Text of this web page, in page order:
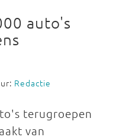
auto's
Redactie
terugroepen
van